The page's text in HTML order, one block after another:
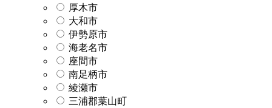
厚木市
大和市
伊勢原市
海老名市
座間市
南足柄市
綾瀬市
三浦郡葉山町